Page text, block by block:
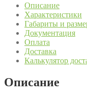
Описание
Характеристики
Габариты и
Документация
Оплата
Доставка
Калькулятор
Описание